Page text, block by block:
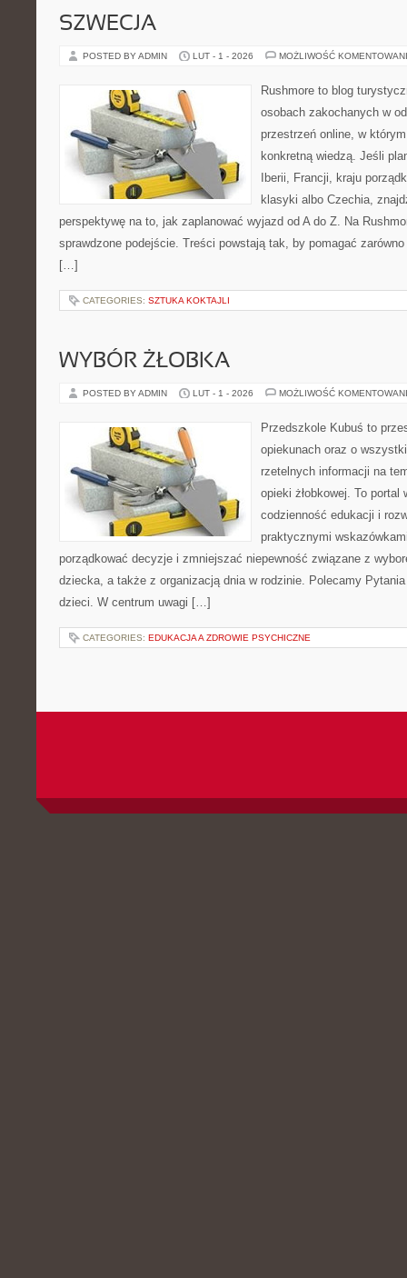
SZWECJA
POSTED BY ADMIN LUT - 1 - 2026 MOŻLIWOŚĆ
Rushmore to blog
osobach zakochanych w
przestrzeń online, w
konkretną wiedzą. Jeśli
Iberii, Francji, kraju
klasyki albo Czechia,
perspektywę na to, jak zaplanować wyjazd od A do Z. Na
sprawdzone podejście. Treści powstają tak, by pomagać
[…]
CATEGORIES: SZTUKA KOKTAJLI
WYBÓR ŻŁOBKA
POSTED BY ADMIN LUT - 1 - 2026 MOŻLIWOŚĆ
Przedszkole Kubuś to
opiekunach oraz o
rzetelnych informacji na
opieki żłobkowej. To portal
codzienność edukacji i
praktycznymi
porządkować decyzje i zmniejszać niepewność związane z
dziecka, a także z organizacją dnia w rodzinie. Polecamy
dzieci. W centrum uwagi […]
CATEGORIES: EDUKACJA A ZDROWIE PSYCHICZNE